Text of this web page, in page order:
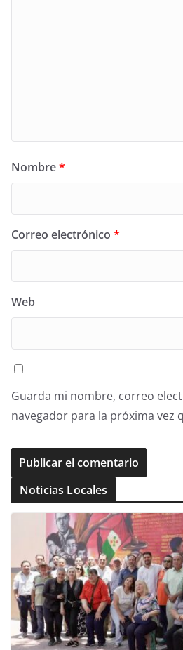
Nombre*
Correo electrónico *
Web
Guarda mi nombre, correo
navegador para la próxima vez
Noticias Locales